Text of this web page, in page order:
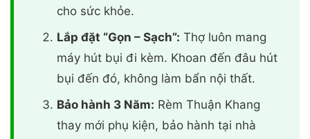
cho sức khỏe.
Lắp đặt “Gọn – Sạch”: Thợ luôn mang
máy hút bụi đi kèm. Khoan đến đâu hút
bụi đến đó, không làm bẩn nội thất.
Bảo hành 3 Năm: Rèm Thuận Khang
thay mới phụ kiện, bảo hành tại nhà